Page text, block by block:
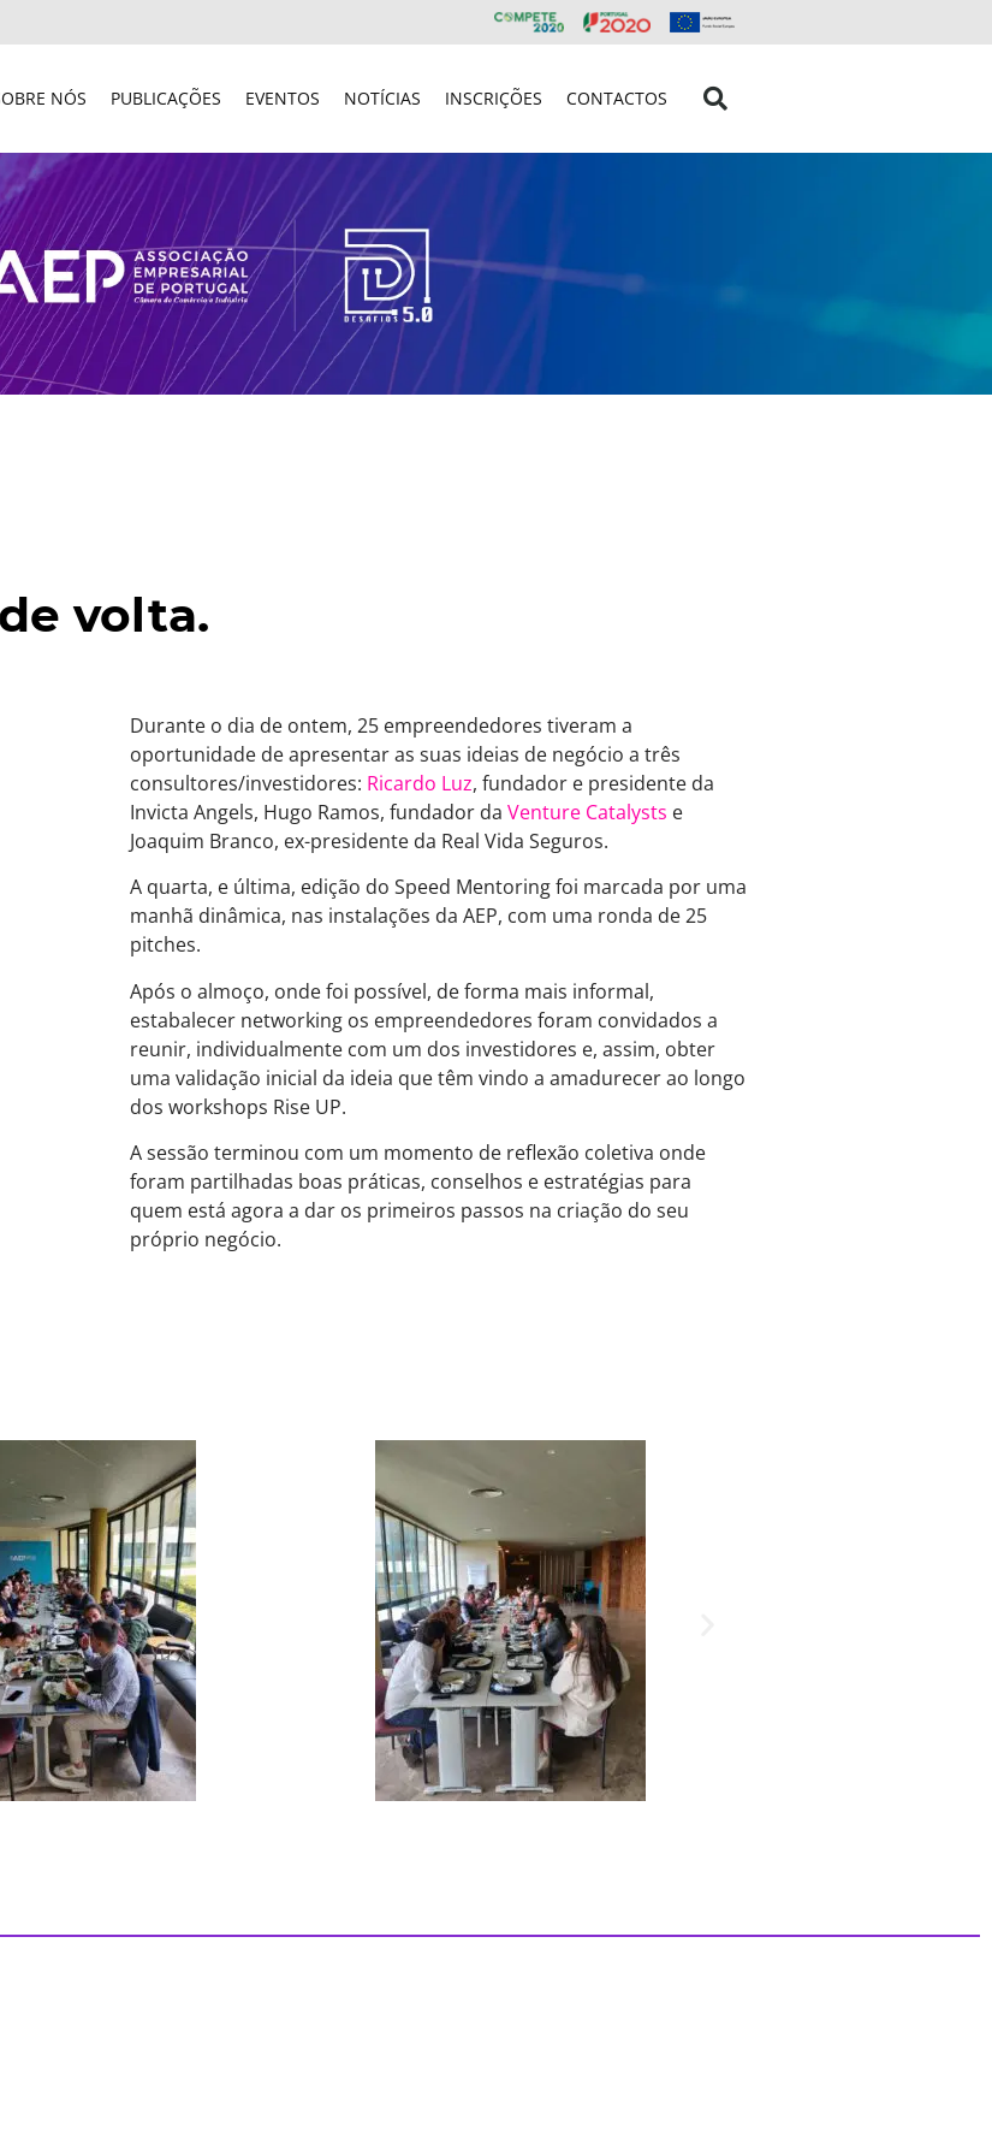
NÓS PUBLICAÇÕES EVENTOS NOTÍCIAS INSCRIÇÕES CONTACTOS
volta.
Durante o dia de ontem, 25 empreendedores tiveram a
oportunidade de apresentar as suas ideias de negócio a três
consultores/investidores: Ricardo Luz, fundador e presidente da
Invicta Angels, Hugo Ramos, fundador da Venture Catalysts e
Joaquim Branco, ex-presidente da Real Vida Seguros.
A quarta, e última, edição do Speed Mentoring foi marcada por uma
manhã dinâmica, nas instalações da AEP, com uma ronda de 25
pitches.
Após o almoço, onde foi possível, de forma mais informal,
estabalecer networking os empreendedores foram convidados a
reunir, individualmente com um dos investidores e, assim, obter
uma validação inicial da ideia que têm vindo a amadurecer ao longo
dos workshops Rise UP.
A sessão terminou com um momento de reflexão coletiva onde
foram partilhadas boas práticas, conselhos e estratégias para
quem está agora a dar os primeiros passos na criação do seu
próprio negócio.